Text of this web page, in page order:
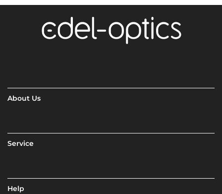
About Us
Service
Help